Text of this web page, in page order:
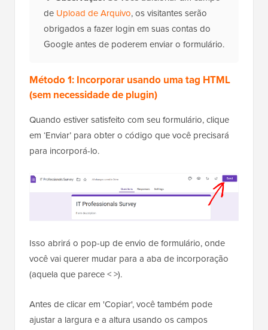
de Upload de Arquivo, os visitantes serão
obrigados a fazer login em suas contas do
Google antes de poderem enviar o formulário.
Método 1: Incorporar usando uma tag HTML
(sem necessidade de plugin)
Quando estiver satisfeito com seu formulário, clique
em ‘Enviar’ para obter o código que você precisará
para incorporá-lo.
Isso abrirá o pop-up de envio de formulário, onde
você vai querer mudar para a aba de incorporação
(aquela que parece < >).
Antes de clicar em 'Copiar', você também pode
ajustar a largura e a altura usando os campos